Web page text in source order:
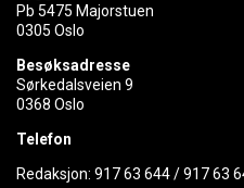
Pb 5475 Majorstuen
0305 Oslo
Besøksadresse
Sørkedalsveien 9
0368 Oslo
Telefon
Redaksjon: 917 63 644/917 63